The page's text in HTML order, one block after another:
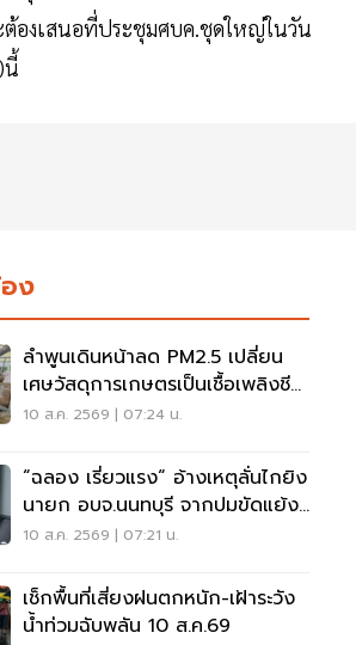
ต้องเสนอที่ประชุมศบค.ชุดใหญ่ในวัน
นี้
ง
ลำพูนเดินหน้าลด PM2.5 เปลี่ยน
เศษวัสดุการเกษตรเป็นเชื้อเพลิงชีว
มวล
10 ส.ค. 2569 | 07:24 น.
“ฉลอง เรี่ยวแรง“ อ้างเหตุลั่นไกยิง
นายก อบจ.นนทบุรี จากปมขัดแย้ง
เรื่องเงิน
10 ส.ค. 2569 | 07:21 น.
เช็กพื้นที่เสี่ยงฝนตกหนัก-เฝ้าระวัง
น้ำท่วมฉับพลัน 10 ส.ค.69